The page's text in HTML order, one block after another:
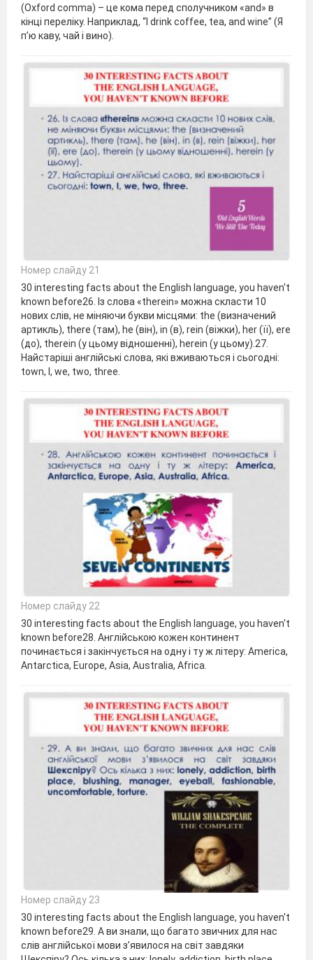
(Oxford comma) – це кома перед сполучником «and» в
кінці переліку. Наприклад, “I drink coffee, tea, and wine” (Я
п’ю каву, чай і вино).
Номер слайду 21
30 interesting facts about the English language, you haven't
known before26. Із слова «therein» можна скласти 10
нових слів, не міняючи букви місцями: the (визначений
артикль), there (там), he (він), in (в), rein (віжки), her (її), ere
(до), therein (у цьому відношенні), herein (у цьому).27.
Найстаріші англійські слова, які вживаються і сьогодні:
town, I, we, two, three.
Номер слайду 22
30 interesting facts about the English language, you haven't
known before28. Англійською кожен континент
починається і закінчується на одну і ту ж літеру: America,
Antarctica, Europe, Asia, Australia, Africa.
Номер слайду 23
30 interesting facts about the English language, you haven't
known before29. А ви знали, що багато звичних для нас
слів англійської мови з’явилося на світ завдяки